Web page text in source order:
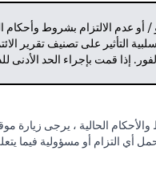
عدم الالتزام بشروط
التأثير على تصنيف تقرير
إذا قمت بإجراء الحد
الحالية ، يرجى زيارة
أي التزام أو مسؤولية فيما